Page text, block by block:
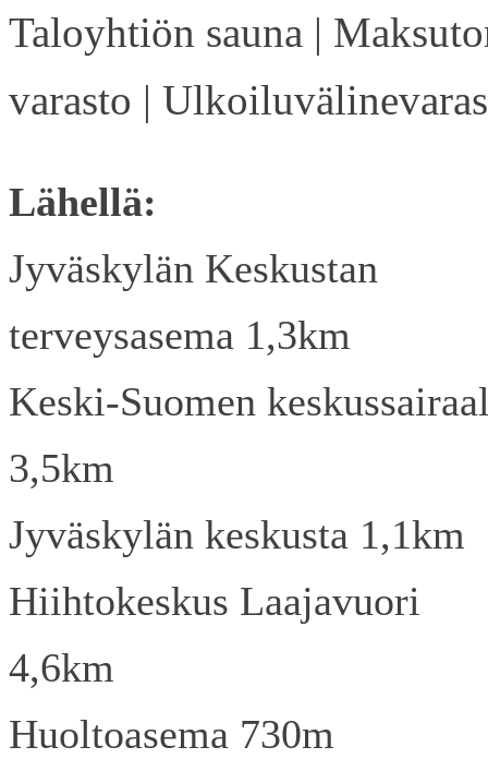
Taloyhtiön sauna |
varasto |
Lähellä:
Jyväskylän Keskustan
terveysasema 1,3km
Keski-Suomen
3,5km
Jyväskylän keskusta 1,1km
Hiihtokeskus Laajavuori
4,6km
Huoltoasema 730m